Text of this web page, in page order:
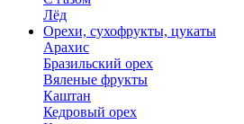
Лёд
Орехи, сухофрукты, цукаты
Арахис
Бразильский орех
Вяленые фрукты
Каштан
Кедровый орех